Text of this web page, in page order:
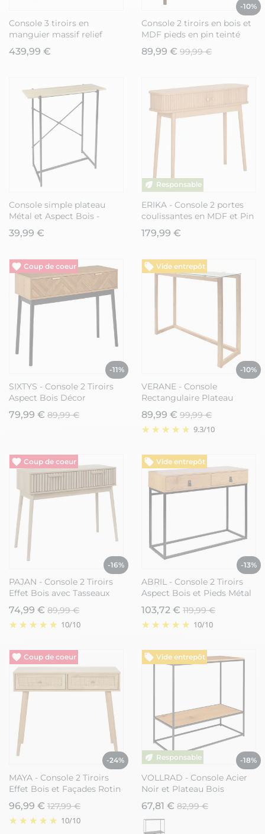
Console 3 tiroirs en
manguier massif relief
graphique vertical
piètement métal laqué noir
439,99 €
-10%
Console 2 tiroirs en bois et
MDF pieds en pin teinté
chêne foncé - COLETTE
89,99 € 99,99 €
Console simple plateau
Métal et Aspect Bois -
DARA
39,99 €
ERIKA - Console 2 portes
coulissantes en MDF et Pin
Naturel
179,99 €
Vide entrepôt
-11%
SIXTYS - Console 2 Tiroirs
Aspect Bois Décor
Chevrons Piétement Noir
79,99 € 89,99 €
Vide entrepôt
-10%
VERANE - Console
Rectangulaire Plateau
Verre
89,99 € 99,99 €
9.3/10
Vide entrepôt
-16%
PAJAN - Console 2 Tiroirs
Effet Bois avec Tasseaux
74,99 € 89,99 €
10/10
Vide entrepôt
-13%
ABRIL - Console 2 Tiroirs
Aspect Bois et Pieds Métal
103,72 € 119,99 €
10/10
Vide entrepôt
-24%
MAYA - Console 2 Tiroirs
Effet Bois et Façades Rotin
96,99 € 127,99 €
10/10
Vide entrepôt
-18%
VOLLRAD - Console Acier
Noir et Plateau Bois
Naturel
67,81 € 82,99 €